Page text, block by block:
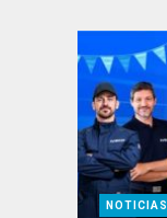
NOTICIAS